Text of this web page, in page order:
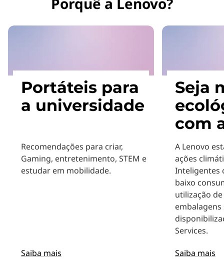
Portáteis para
a universidade
Recomendações para criar,
Gaming, entretenimento, STEM e
estudar em mobilidade.
Saiba mais
Seja
com
A Lenovo
ações
Inteligentes
baixo
utilização
Services.
Saiba mais